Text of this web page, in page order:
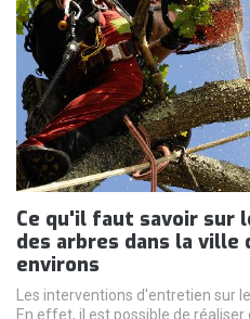
Ce qu'il faut savoir sur
des arbres dans la ville
environs
Les interventions d'entretien sur
En effet, il est possible de